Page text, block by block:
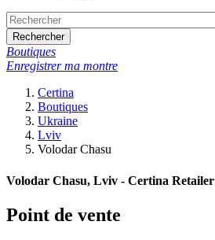
Rechercher
Boutiques
Enregistrer ma montre
Certina
Boutiques
Ukraine
Lviv
Volodar Chasu
Volodar Chasu, Lviv - Certina Retailer
Point de vente